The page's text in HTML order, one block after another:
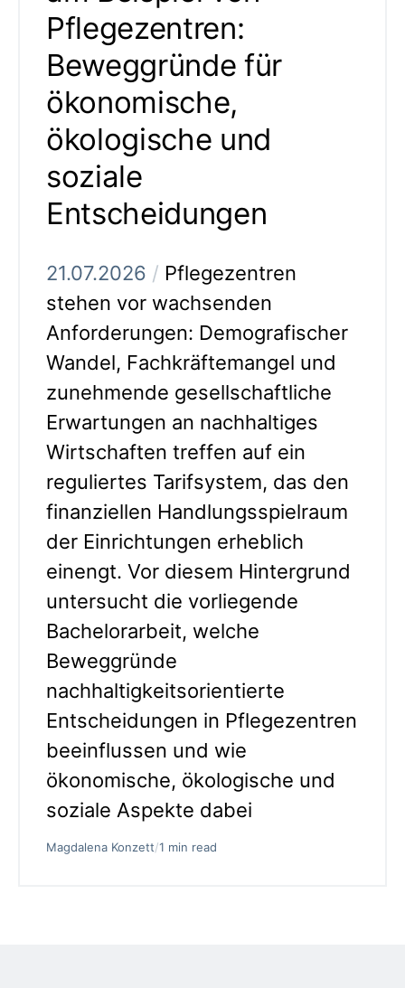
Pflegezentren:
Beweggründe für
ökonomische,
ökologische und
soziale
Entscheidungen
21.07.2026 / Pflegezentren
stehen vor wachsenden
Anforderungen: Demografischer
Wandel, Fachkräftemangel und
zunehmende gesellschaftliche
Erwartungen an nachhaltiges
Wirtschaften treffen auf ein
reguliertes Tarifsystem, das den
finanziellen Handlungsspielraum
der Einrichtungen erheblich
einengt. Vor diesem Hintergrund
untersucht die vorliegende
Bachelorarbeit, welche
Beweggründe
nachhaltigkeitsorientierte
Entscheidungen in Pflegezentren
beeinflussen und wie
ökonomische, ökologische und
soziale Aspekte dabei
Magdalena Konzett/1 min read